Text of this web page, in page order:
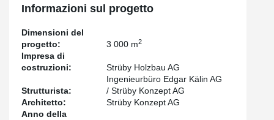
Informazioni sul progetto
Dimensioni del
progetto:
3 000 m2
Impresa di
costruzioni:
Strüby Holzbau AG
Strutturista:
Ingenieurbüro Edgar Kälin AG
/ Strüby Konzept AG
Architetto:
Strüby Konzept AG
Anno della